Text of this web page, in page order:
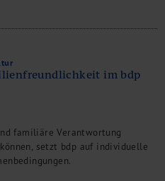
im bdp
familiäre Verantwortung
setzt bdp auf individuelle